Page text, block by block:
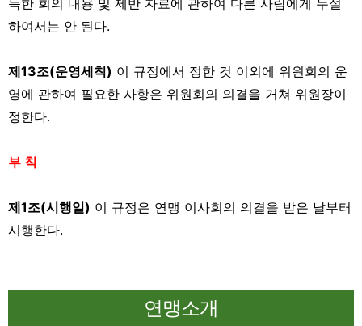
득한 회의 내용 및 제반 자료에 관하여 다른 사람에게 누설
하여서는 안 된다.
제13조(운영세칙) 이 규정에서 정한 것 이외에 위원회의 운
영에 관하여 필요한 사항은 위원회의 의결을 거쳐 위원장이
정한다.
부 칙
제1조(시행일) 이 규정은 연맹 이사회의 의결을 받은 날부터
시행한다.
연맹소개